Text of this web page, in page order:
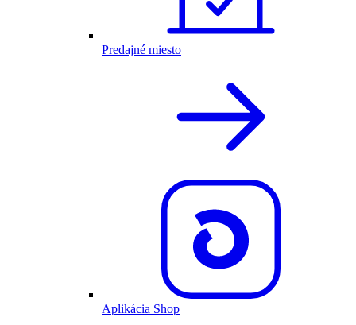
Predajné miesto
Aplikácia Shop